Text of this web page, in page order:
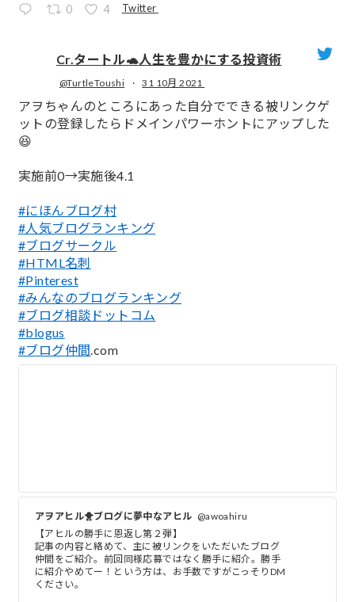
0 4 Twitter
Cr.タートル🐢人生を豊かにする投資術
@TurtleToushi · 31 10月 2021
アヲちゃんのところにあった自分でできる被リンクゲ
ットの登録したらドメインパワーホントにアップした
😆
実施前0→実施後4.1
#にほんブログ村
#人気ブログランキング
#ブログサークル
#HTML名刺
#Pinterest
#みんなのブログランキング
#ブログ相談ドットコム
#blogus
#ブログ仲間.com
アヲアヒル🐥ブログに夢中なアヒル @awoahiru
【アヒルの勝手に恩返し第２弾】
記事の内容と絡めて、主に被リンクをいただいたブログ
仲間をご紹介。前回同様応募ではなく勝手に紹介。勝手
に紹介やめてー！という方は、お手数ですがこっそりDM
ください。